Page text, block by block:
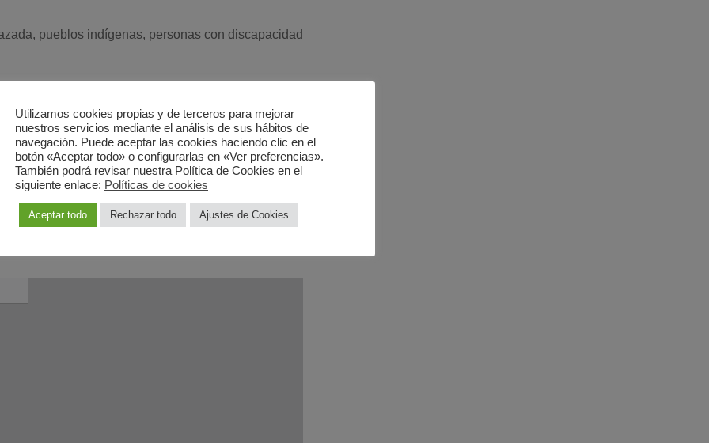
pueblos indígenas, personas con discapacidad
Utilizamos cookies propias y de terceros para mejorar
nuestros servicios mediante el análisis de sus hábitos de
navegación. Puede aceptar las cookies haciendo clic en el
botón «Aceptar todo» o configurarlas en «Ver preferencias».
También podrá revisar nuestra Política de Cookies en el
siguiente enlace: Políticas de cookies
Aceptar todo Rechazar todo Ajustes de Cookies